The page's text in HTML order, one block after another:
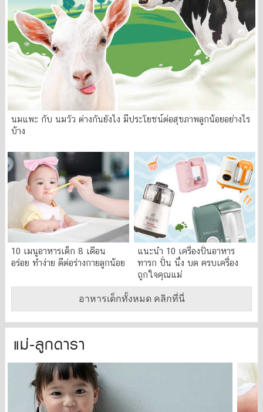
นมแพะ กับ นมวัว ต่างกันยังไง มีประโยชน์ต่อสุขภาพลูกน้อยอย่างไร
บ้าง
10 เมนูอาหารเด็ก 8 เดือน
อร่อย ทำง่าย ดีต่อร่างกายลูกน้อย
แนะนำ 10 เครื่องปั่นอาหาร
ทารก ปั่น นึ่ง บด ครบเครื่อง
ถูกใจคุณแม่
อาหารเด็กทั้งหมด คลิกที่นี่
แม่-ลูกดารา